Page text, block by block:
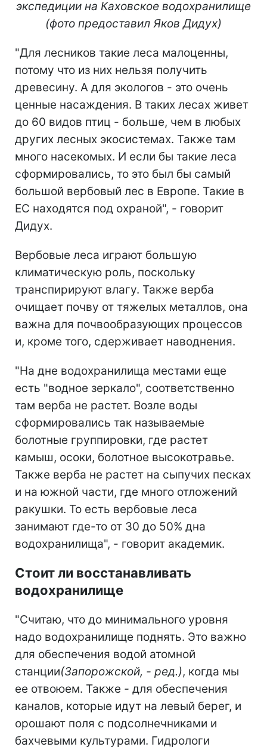
экспедиции на Каховское водохранилище
(фото предоставил Яков Дидух)
"Для лесников такие леса малоценны,
потому что из них нельзя получить
древесину. А для экологов - это очень
ценные насаждения. В таких лесах живет
до 60 видов птиц - больше, чем в любых
других лесных экосистемах. Также там
много насекомых. И если бы такие леса
сформировались, то это был бы самый
большой вербовый лес в Европе. Такие в
ЕС находятся под охраной", - говорит
Дидух.
Вербовые леса играют большую
климатическую роль, поскольку
транспирируют влагу. Также верба
очищает почву от тяжелых металлов, она
важна для почвообразующих процессов
и, кроме того, сдерживает наводнения.
"На дне водохранилища местами еще
есть "водное зеркало", соответственно
там верба не растет. Возле воды
сформировались так называемые
болотные группировки, где растет
камыш, осоки, болотное высокотравье.
Также верба не растет на сыпучих песках
и на южной части, где много отложений
ракушки. То есть вербовые леса
занимают где-то от 30 до 50% дна
водохранилища", - говорит академик.
Стоит ли восстанавливать
водохранилище
"Считаю, что до минимального уровня
надо водохранилище поднять. Это важно
для обеспечения водой атомной
станции(Запорожской, - ред.), когда мы
ее отвоюем. Также - для обеспечения
каналов, которые идут на левый берег, и
орошают поля с подсолнечниками и
бахчевыми культурами. Гидрологи